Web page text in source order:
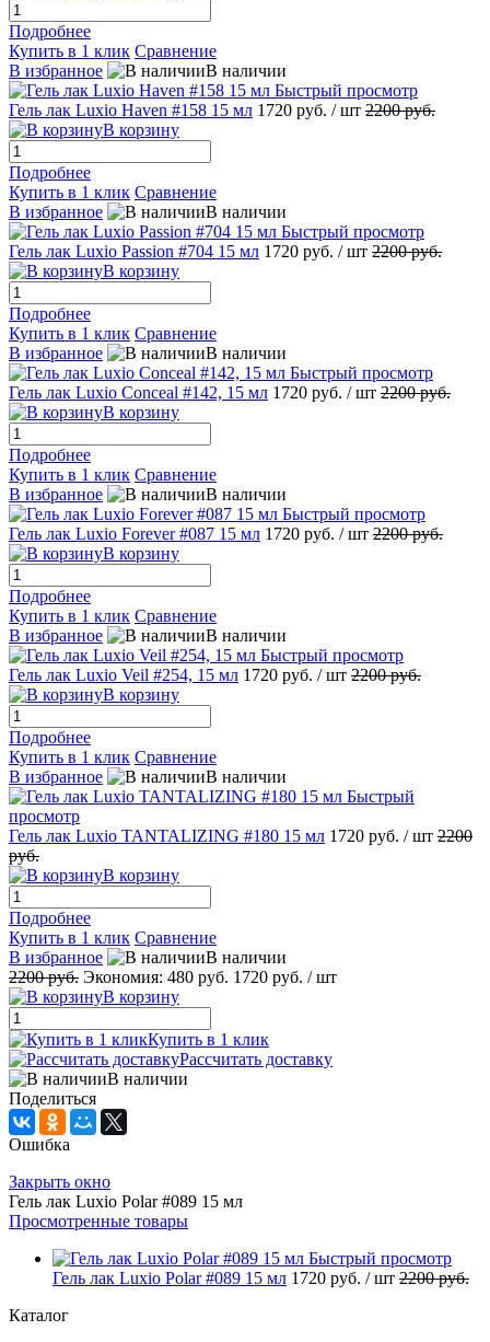
Подробнее
Купить в 1 клик Сравнение
В избранное
В наличии
Быстрый просмотр
Гель лак Luxio Haven #158 15 мл 1720 руб. / шт 2200 руб.
В корзину
Подробнее
Купить в 1 клик Сравнение
В избранное
В наличии
Быстрый просмотр
Гель лак Luxio Passion #704 15 мл 1720 руб. / шт 2200 руб.
В корзину
Подробнее
Купить в 1 клик Сравнение
В избранное
В наличии
Быстрый просмотр
Гель лак Luxio Conceal #142, 15 мл 1720 руб. / шт 2200 руб.
В корзину
Подробнее
Купить в 1 клик Сравнение
В избранное
В наличии
Быстрый просмотр
Гель лак Luxio Forever #087 15 мл 1720 руб. / шт 2200 руб.
В корзину
Подробнее
Купить в 1 клик Сравнение
В избранное
В наличии
Быстрый просмотр
Гель лак Luxio Veil #254, 15 мл 1720 руб. / шт 2200 руб.
В корзину
Подробнее
Купить в 1 клик Сравнение
В избранное
В наличии
Быстрый
просмотр
Гель лак Luxio TANTALIZING #180 15 мл 1720 руб. / шт 2200
руб.
В корзину
Подробнее
Купить в 1 клик Сравнение
В избранное
В наличии
2200 руб. Экономия: 480 руб. 1720 руб. / шт
В корзину
Купить в 1 клик
Рассчитать доставку
В наличии
Поделиться
Ошибка
Закрыть окно
Гель лак Luxio Polar #089 15 мл
Просмотренные товары
Быстрый просмотр
Гель лак Luxio Polar #089 15 мл 1720 руб. / шт 2200 руб.
Каталог